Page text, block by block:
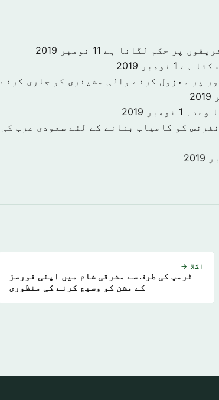
پر حکم لگانا ہے 11 نومبر 2019
ہے 1 نومبر 2019
پر معزول کرنے والی مشینری کو جاری کرنے
وعدہ
1 نومبر 2019
کاری اقدام»کا اختتام اور جی 20 کانفرنس کو کامیاب بنانے کے لئے سعودی عرب کی
اگلا →
ٹرمپ کی طرف سے مشرقی شام میں اپنی فورسز
کے مشن کو وسیع کرنے کی منظوری